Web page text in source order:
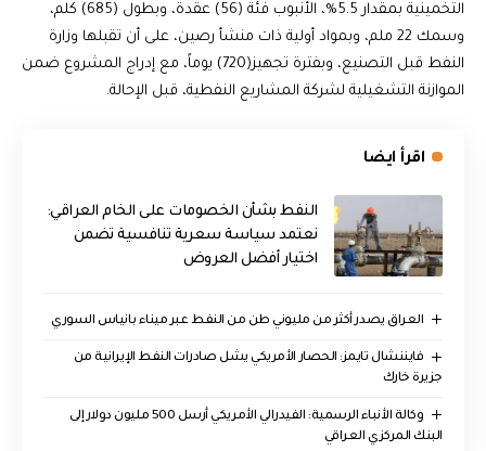
التخمينية بمقدار 5.5%، الأنبوب فئة (56) عقدة، وبطول (685) كلم،
وسمك 22 ملم، وبمواد أولية ذات منشأ رصين، على أن تقبلها وزارة
النفط قبل التصنيع، وبفترة تجهيز(720) يوماً، مع إدراج المشروع ضمن
الموازنة التشغيلية لشركة المشاريع النفطية، قبل الإحالة.
اقرأ ايضا
النفط بشأن الخصومات على الخام العراقي:
نعتمد سياسة سعرية تنافسية تضمن
اختيار أفضل العروض
العراق يصدر أكثر من مليوني طن من النفط عبر ميناء بانياس السوري
فايننشال تايمز: الحصار الأمريكي يشل صادرات النفط الإيرانية من
جزيرة خارك
وكالة الأنباء الرسمية: الفيدرالي الأمريكي أرسل 500 مليون دولار إلى
البنك المركزي العراقي